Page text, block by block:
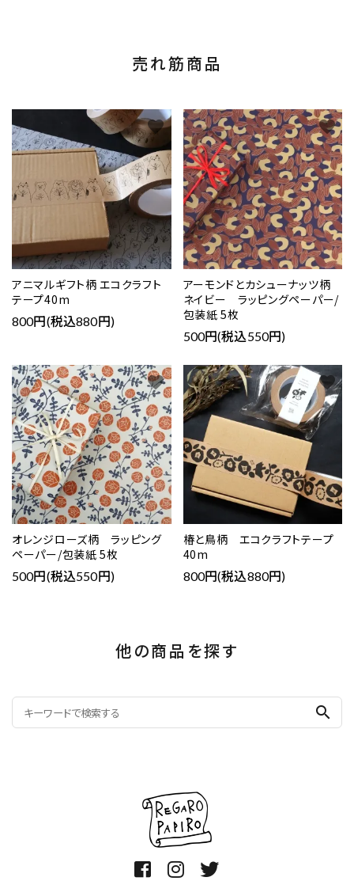
売れ筋商品
アニマルギフト柄 エコクラフト
テープ40m
800円(税込880円)
favorite
アーモンドとカシューナッツ柄
ネイビー ラッピングペーパー/
包装紙 5枚
500円(税込550円)
favorite
オレンジローズ柄 ラッピング
ペーパー/包装紙 5枚
500円(税込550円)
favorite
椿と鳥柄 エコクラフトテープ
40m
800円(税込880円)
favorite
他の商品を探す
search